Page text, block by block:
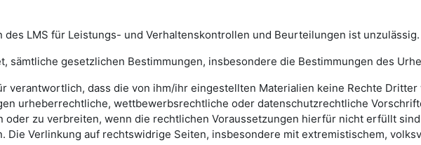
des LMS für Leistungs- und Verhaltenskontrollen und Beurteilungen ist unzulässig.
sämtliche gesetzlichen Bestimmungen, insbesondere die Bestimmungen des
verantwortlich, dass die von ihm/ihr eingestellten Materialien keine Rechte
urheberrechtliche, wettbewerbsrechtliche oder datenschutzrechtliche
oder zu verbreiten, wenn die rechtlichen Voraussetzungen hierfür nicht erfüllt
Die Verlinkung auf rechtswidrige Seiten, insbesondere mit extremistischem,